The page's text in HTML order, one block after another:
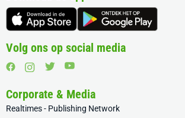
Volg ons op social media
Corporate & Media
Realtimes - Publishing Network